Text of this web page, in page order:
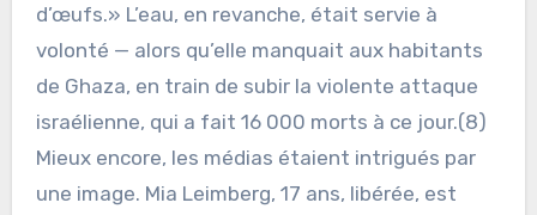
d’œufs.» L’eau, en revanche, était servie à
volonté — alors qu’elle manquait aux habitants
de Ghaza, en train de subir la violente attaque
israélienne, qui a fait 16 000 morts à ce jour.(8)
Mieux encore, les médias étaient intrigués par
une image. Mia Leimberg, 17 ans, libérée, est